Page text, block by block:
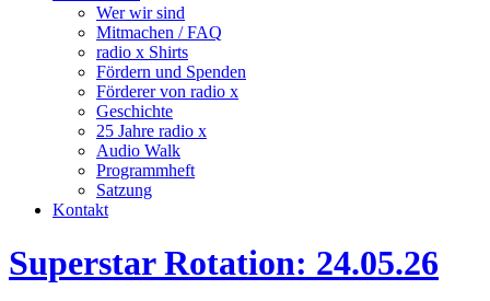
Wer wir sind
Mitmachen / FAQ
radio x Shirts
Fördern und Spenden
Förderer von radio x
Geschichte
25 Jahre radio x
Audio Walk
Programmheft
Satzung
Kontakt
Superstar Rotation: 24.05.26